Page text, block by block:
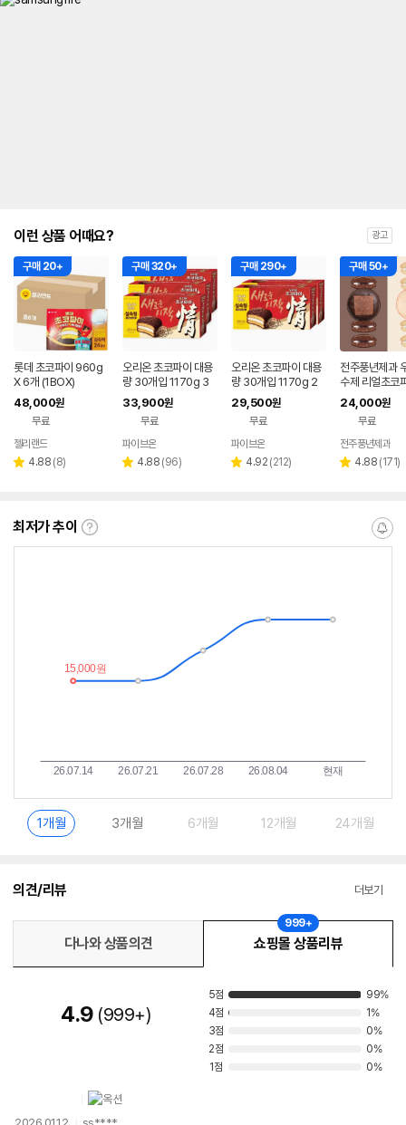
이런 상품 어때요? 광고
구매 20+
롯데 초코파이 960g
X 6개 (1BOX)
48,000원
무료
젤리랜드
별 4.88 리
(8)
구매 320+
오리온 초코파이 대용
량 30개입 1170g 3
팩 (90개)
33,900원
무료
파이브온
별 4.88 리
(96)
구매 290+
오리온 초코파이 대용
량 30개입 1170g 2
팩 (60개)
29,500원
무료
파이브온
별 4.92 리
(212)
구매 50+
전주풍년제과
수제 리얼초코
입+화이트붓
간식답례품 선
24,000원
무료
전주풍년제과
별 4.88 리
(171)
최저가 추이
최
알
1개월 3개월 6개월 12개월 24개월
의견/리뷰 더보기
다나와 상품의견 쇼핑몰 상품리뷰
999+
4.9 999+
5점
99%
4점
1%
3점
0%
2점
0%
1점
0%